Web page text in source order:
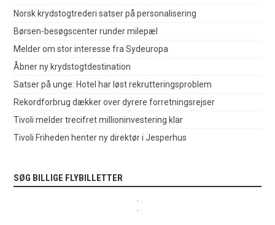
Norsk krydstogtrederi satser på personalisering
Børsen-besøgscenter runder milepæl
Melder om stor interesse fra Sydeuropa
Åbner ny krydstogtdestination
Satser på unge: Hotel har løst rekrutteringsproblem
Rekordforbrug dækker over dyrere forretningsrejser
Tivoli melder trecifret millioninvestering klar
Tivoli Friheden henter ny direktør i Jesperhus
SØG BILLIGE FLYBILLETTER